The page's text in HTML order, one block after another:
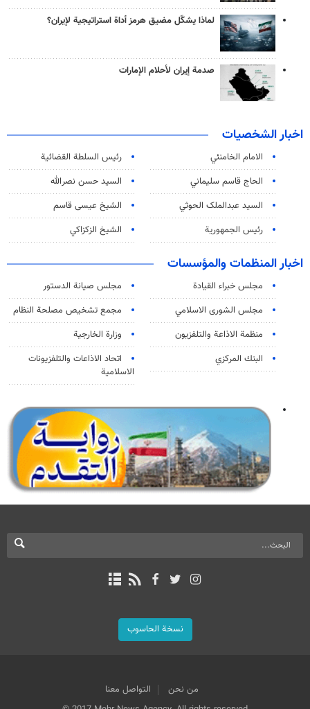
لماذا يشكّل مضيق هرمز أداة استراتيجية لإيران؟
صدمة إيران لأحلام الإمارات
اخبار الشخصيات
الامام الخامنئي
رئیس السلطة القضائیة
الحاج قاسم سليماني
السيد حسن نصرالله
السید عبدالملک الحوثي
الشيخ عيسى قاسم
رئيس الجمهورية
الشيخ الزكزاكي
اخبار المنظمات والمؤسسات
مجلس خبراء القيادة
مجلس صيانة الدستور
مجلس الشورى الاسلامي
مجمع تشخيص مصلحة النظام
منظمة الاذاعة والتلفزیون
وزارة الخارجية
البنك المركزي
اتحاد الاذاعات والتلفزيونات
الاسلامية
نسخة الحاسوب
من نحن
التواصل معنا